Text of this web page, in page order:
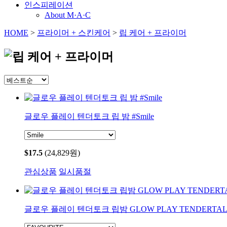
인스피레이션
About M·A·C
HOME > 프라이머 + 스킨케어 > 립 케어 + 프라이머
글로우 플레이 텐더토크 립 밤 #Smile
$17.5 (24,829원)
관심상품 일시품절
글로우 플레이 텐더토크 립밤 GLOW PLAY